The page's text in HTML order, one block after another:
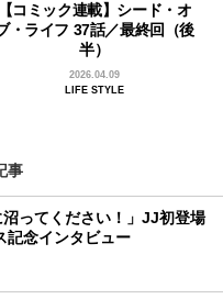
【コミック連載】シード・オ
・ライフ 37話／最終回（後
半）
2026.04.09
LIFE STYLE
事
沼ってください！」JJ初登場
念インタビュー